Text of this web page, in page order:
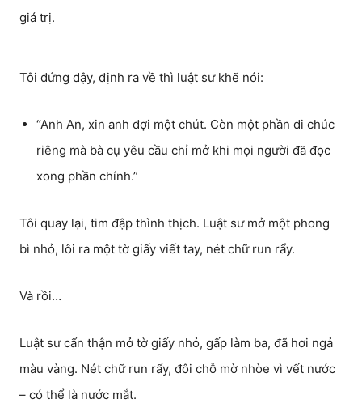
giá trị.
Tôi đứng dậy, định ra về thì luật sư khẽ nói:
“Anh An, xin anh đợi một chút. Còn một phần di chúc
riêng mà bà cụ yêu cầu chỉ mở khi mọi người đã đọc
xong phần chính.”
Tôi quay lại, tim đập thình thịch. Luật sư mở một phong
bì nhỏ, lôi ra một tờ giấy viết tay, nét chữ run rẩy.
Và rồi…
Luật sư cẩn thận mở tờ giấy nhỏ, gấp làm ba, đã hơi ngả
màu vàng. Nét chữ run rẩy, đôi chỗ mờ nhòe vì vết nước
– có thể là nước mắt.